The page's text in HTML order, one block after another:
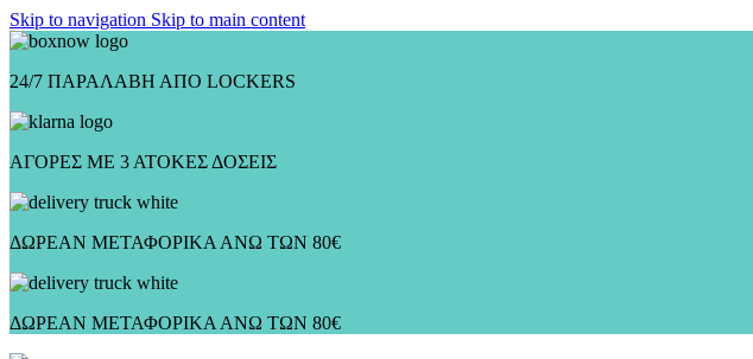
Skip to navigation Skip to main content
24/7 ΠΑΡΑΛΑΒΗ ΑΠΟ LOCKERS
ΑΓΟΡΕΣ ΜΕ 3 ΑΤΟΚΕΣ ΔΟΣΕΙΣ
ΔΩΡΕΑΝ ΜΕΤΑΦΟΡΙΚΑ ΑΝΩ ΤΩΝ 80€
ΔΩΡΕΑΝ ΜΕΤΑΦΟΡΙΚΑ ΑΝΩ ΤΩΝ 80€